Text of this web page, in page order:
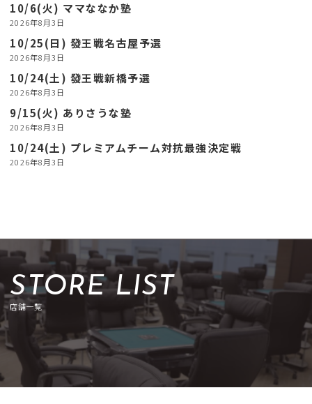
10/6(火) ママななか塾
2026年8月3日
10/25(日) 發王戦名古屋予選
2026年8月3日
10/24(土) 發王戦新橋予選
2026年8月3日
9/15(火) ありさうな塾
2026年8月3日
10/24(土) プレミアムチーム対抗最強決定戦
2026年8月3日
STORE LIST
店舗一覧